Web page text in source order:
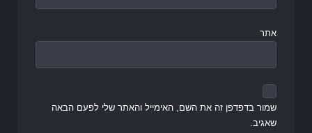
אתר
שמור בדפדפן זה את השם, האימייל והאתר שלי לפעם הבאה
שאגיב.